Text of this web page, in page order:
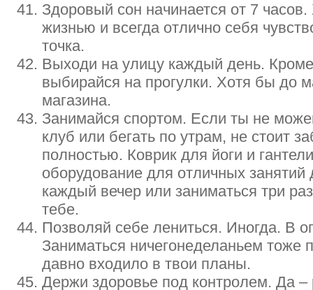
Здоровый сон начинается от 7
жизнью и всегда отлично себя
точка.
Выходи на улицу каждый день.
выбирайся на прогулки. Хотя бы до
магазина.
Занимайся спортом. Если ты не
клуб или бегать по утрам, не стоит
полностью. Коврик для йоги и
оборудование для отличных занятий
каждый вечер или заниматься три
тебе.
Позволяй себе лениться. Иногда. В
Заниматься ничегонеделаньем тоже
давно входило в твои планы.
Держи здоровье под контролем. Да –